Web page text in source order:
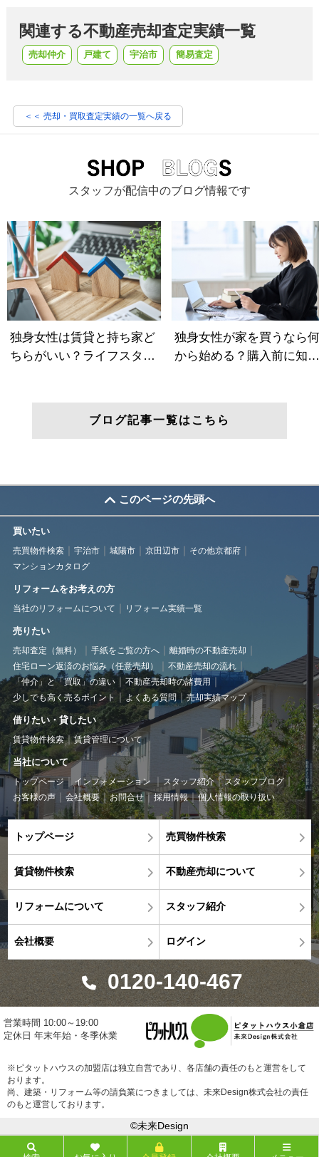
関連する不動産売却査定実績一覧
売却仲介 戸建て 宇治市 簡易査定
＜＜ 売却・買取査定実績の一覧へ戻る
スタッフが配信中のブログ情報です
ブログ記事一覧はこちら
このページの先頭へ
買いたい
売買物件検索 宇治市 城陽市 京田辺市
その他京都府
マンションカタログ
リフォームをお考えの方
当社のリフォームについて リフォーム実績一覧
売りたい
売却査定（無料） 手紙をご覧の方へ
離婚時の不動産売却
住宅ローン返済のお悩み（任意売却）
不動産売却の流れ
「仲介」と「買取」の違い
不動産売却時の諸費用
少しでも高く売るポイント
よくある質問 売却実績マップ
借りたい・貸したい
賃貸物件検索 賃貸管理について
当社について
トップページ インフォメーション スタッフ紹介
スタッフブログ
お客様の声
会社概要 お問合せ 採用情報 個人情報の取り扱い
トップページ 売買物件検索
賃貸物件検索 不動産売却について
リフォームについて スタッフ紹介
会社概要 ログイン
0120-140-467
営業時間 10:00～19:00
定休日 年末年始・冬季休業
※ピタットハウスの加盟店は独立自営であり、各店舗の責任のもと運営をして
おります。
尚、建築・リフォーム等の請負業につきましては、未来Design株式会社の責任
のもと運営しております。
©未来Design